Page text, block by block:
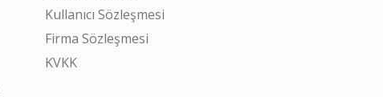
Kullanıcı Sözleşmesi
Firma Sözleşmesi
KVKK